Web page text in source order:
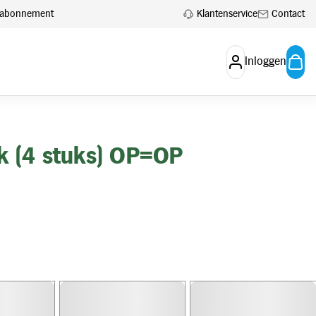
Klantenservice Contact
Inloggen
(4 stuks) OP=OP